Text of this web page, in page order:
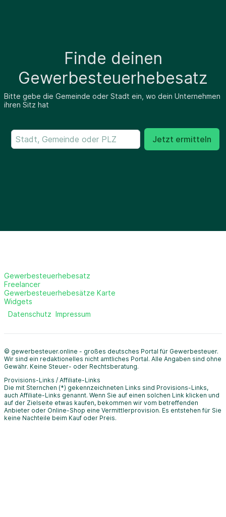
Finde deinen
Gewerbesteuerhebesatz
Bitte gebe die Gemeinde oder Stadt ein, wo dein Unternehmen
ihren Sitz hat
Jetzt ermitteln
Gewerbesteuerhebesatz
Freelancer
Gewerbesteuerhebesätze Karte
Widgets
Datenschutz Impressum
© gewerbesteuer.online - großes deutsches Portal für Gewerbesteuer.
Wir sind ein redaktionelles nicht amtliches Portal. Alle Angaben sind ohne
Gewähr. Keine Steuer- oder Rechtsberatung.
Provisions-Links / Affiliate-Links
Die mit Sternchen (*) gekennzeichneten Links sind Provisions-Links,
auch Affiliate-Links genannt. Wenn Sie auf einen solchen Link klicken und
auf der Zielseite etwas kaufen, bekommen wir vom betreffenden
Anbieter oder Online-Shop eine Vermittlerprovision. Es entstehen für Sie
keine Nachteile beim Kauf oder Preis.